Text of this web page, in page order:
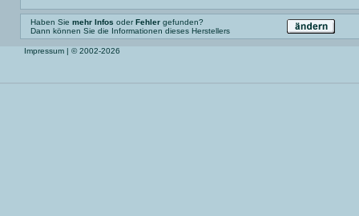
Haben Sie mehr Infos oderFehler gefunden?
Dann können Sie die Informationen dieses Herstellers
Impressum | © 2002-2026